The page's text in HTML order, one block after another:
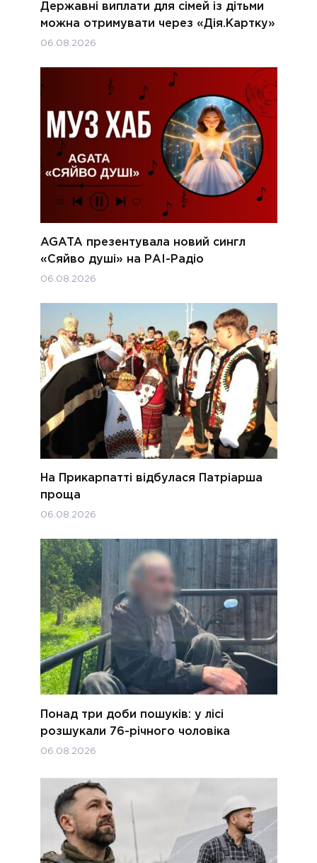
Державні виплати для сімей із дітьми
можна отримувати через «Дія.Картку»
06.08.2026
AGATA презентувала новий сингл
«Сяйво душі» на РАІ-Радіо
06.08.2026
На Прикарпатті відбулася Патріарша
проща
06.08.2026
Понад три доби пошуків: у лісі
розшукали 76-річного чоловіка
06.08.2026